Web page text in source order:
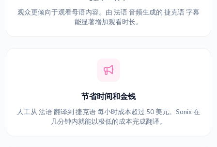
观众更倾向于观看母语内容。由 法语 音频生成的 捷克语 字幕
能显著增加观看时长。
节省时间和金钱
人工从 法语 翻译到 捷克语 每小时成本超过 50 美元。Sonix 在
几分钟内就能以极低的成本完成翻译。